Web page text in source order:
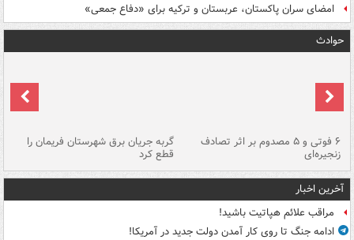
امضای سران پاکستان، عربستان و ترکیه برای «دفاع جمعی»
حوادث
۶ فوتی و ۵ مصدوم بر اثر تصادف
زنجیره‌ای
گربه جریان برق شهرستان فریمان را
قطع کرد
آخرین اخبار
مراقب علائم هپاتیت باشید!
ادامه جنگ تا روی کار آمدن دولت جدید در آمریکا!